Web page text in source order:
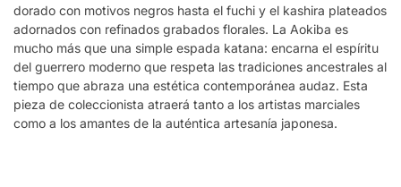
dorado con motivos negros hasta el fuchi y el kashira plateados
adornados con refinados grabados florales. La Aokiba es
mucho más que una simple espada katana: encarna el espíritu
del guerrero moderno que respeta las tradiciones ancestrales al
tiempo que abraza una estética contemporánea audaz. Esta
pieza de coleccionista atraerá tanto a los artistas marciales
como a los amantes de la auténtica artesanía japonesa.